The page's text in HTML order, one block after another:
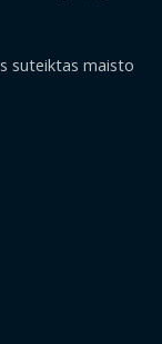
suteiktas maisto